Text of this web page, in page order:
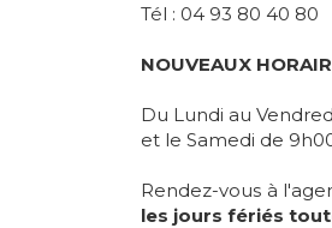
Tél : 04 93 80 40 80
NOUVEAUX
Du Lundi au
et le Samedi de
Rendez-vous à
les jours fériés